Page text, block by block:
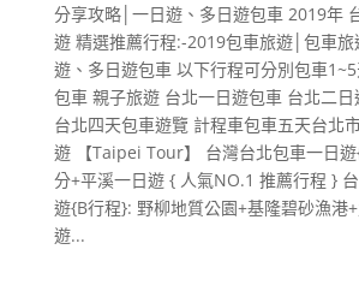
分享攻略│一日遊、多日遊包車 2019年
遊 精選推薦行程:-2019包車旅遊│包車
遊、多日遊包車 以下行程可分別包車
包車 親子旅遊 台北一日遊包車 台北二
台北四天包車遊覽 計程車包車五天台北
遊 【Taipei Tour】 台灣台北包車一日
分+平溪一日遊 { 人氣NO.1 推薦行程 }
遊{B行程}: 野柳地質公園+基隆碧砂漁港
遊...